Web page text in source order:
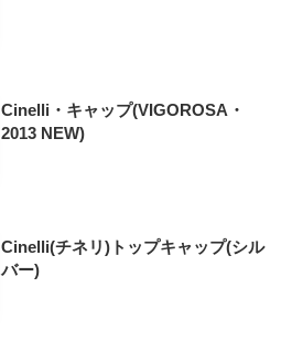
Cinelli・キャップ(VIGOROSA・
2013 NEW)
Cinelli(チネリ)トップキャップ(シル
バー)